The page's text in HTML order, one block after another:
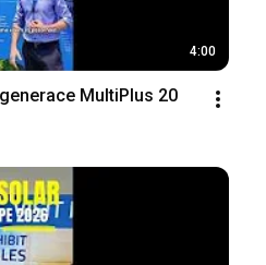
4:00
MultiPlus 20